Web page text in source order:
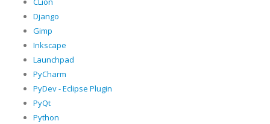
Django
Gimp
Inkscape
Launchpad
PyCharm
PyDev - Eclipse Plugin
PyQt
Python